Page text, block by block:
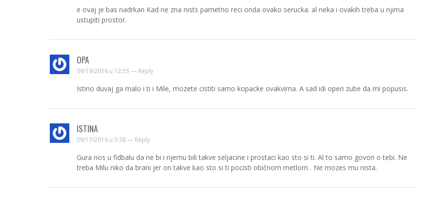
e ovaj je bas nadrkan Kad ne zna nists pametno reci onda ovako serucka. al neka i ovakih treba u njima
ustupiti prostor.
OPA
09/19/2016 u 12:55 — Reply
Istino duvaj ga malo i ti i Mile, mozete cistiti samo kopacke ovakvima. A sad idi operi zube da mi popusis.
ISTINA
09/17/2016 u 5:38 — Reply
Gura nos u fidbalu da ne bi i njemu bili takve seljacine i prostaci kao sto si ti. Al to samo govori o tebi. Ne
treba Milu niko da brani jer on takve kao sto si ti pocisti običnom metlom . Ne mozes mu nista.